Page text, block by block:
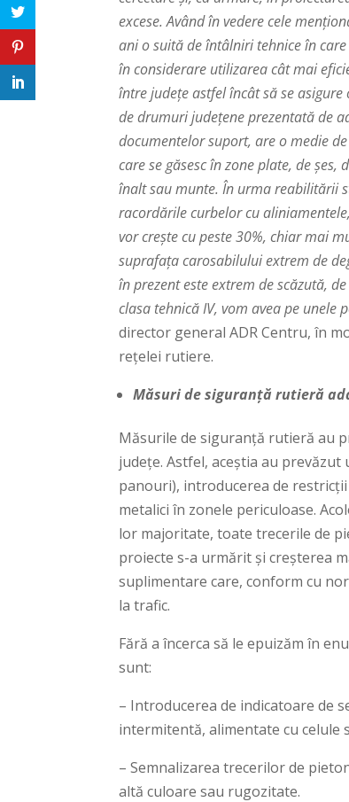
excese. Având în vedere cele
ani o suită de întâlniri tehnice în
în considerare utilizarea cât mai
între județe astfel încât să se
de drumuri județene prezentată de
documentelor suport, are o medie
care se găsesc în zone plate, de
înalt sau munte. În urma reabilitării
racordările curbelor cu
vor crește cu peste 30%, chiar mai
suprafața carosabilului extrem de
în prezent este extrem de scăzută,
clasa tehnică IV, vom avea pe
director general ADR Centru, în
rețelei rutiere.
Măsuri de siguranță rutieră
Măsurile de siguranță rutieră au
județe. Astfel, aceștia au
panouri), introducerea de
metalici în zonele periculoase.
lor majoritate, toate trecerile de
proiecte s-a urmărit și creșterea
suplimentare care, conform cu
la trafic.
Fără a încerca să le epuizăm în
sunt:
– Introducerea de indicatoare de
intermitentă, alimentate cu celule
– Semnalizarea trecerilor de
altă culoare sau rugozitate.